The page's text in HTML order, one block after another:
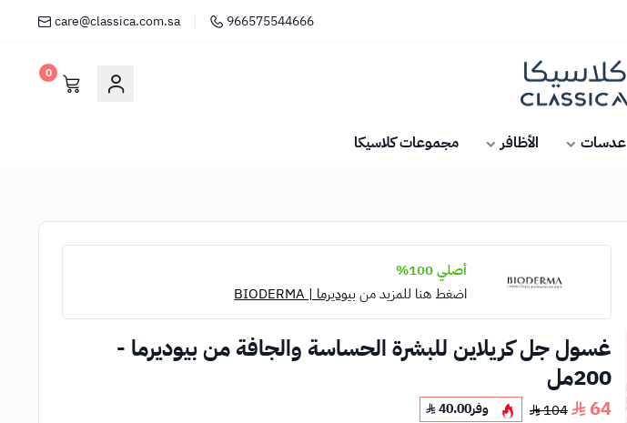
966575544666
care@classica.com.sa
0
عدسات الأظافر مجموعات كلاسيكا
أصلي 100%
اضغط هنا للمزيد من بيوديرما | BIODERMA
غسول جل كريلاين للبشرة الحساسة والجافة من بيوديرما -
200مل
64
104 وفر40.00